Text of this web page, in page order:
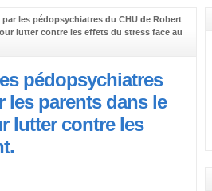
les pédopsychiatres du CHU de Robert
lutter contre les effets du stress face au
pédopsychiatres
les parents dans le
lutter contre les